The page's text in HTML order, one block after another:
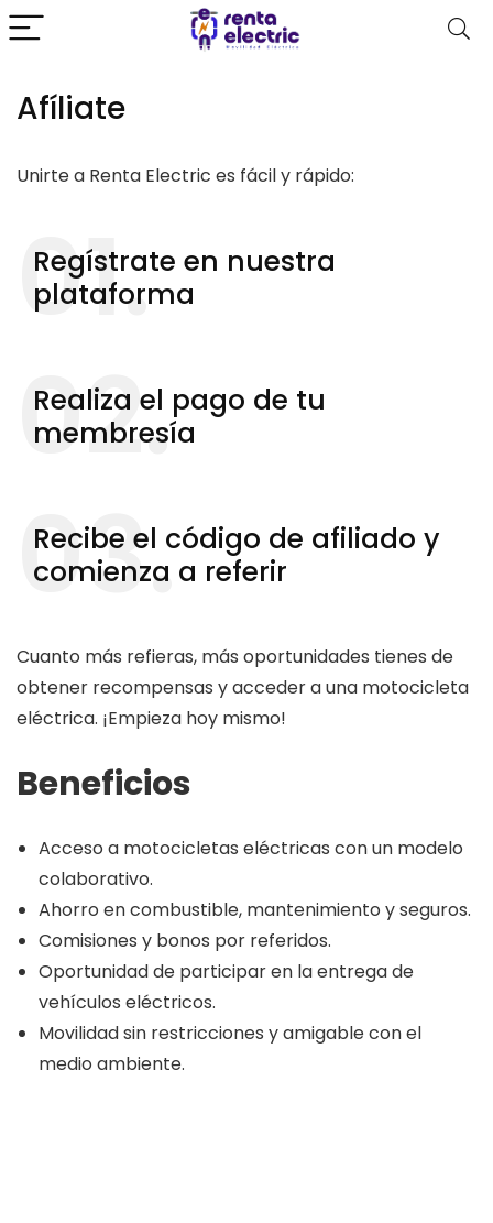
Afíliate
Unirte a Renta Electric es fácil y rápido:
01.
Regístrate en nuestra
plataforma
02.
Realiza el pago de tu
membresía
03.
Recibe el código de afiliado y
comienza a referir
Cuanto más refieras, más oportunidades tienes de
obtener recompensas y acceder a una motocicleta
eléctrica. ¡Empieza hoy mismo!
Beneficios
Acceso a motocicletas eléctricas con un modelo
colaborativo.
Ahorro en combustible, mantenimiento y seguros.
Comisiones y bonos por referidos.
Oportunidad de participar en la entrega de
vehículos eléctricos.
Movilidad sin restricciones y amigable con el
medio ambiente.